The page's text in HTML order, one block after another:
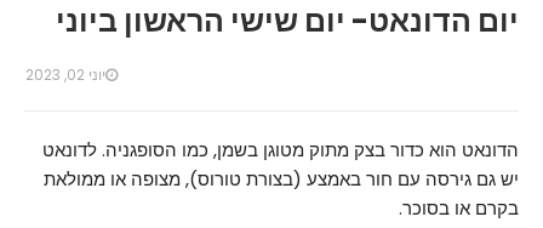
יום הדונאט- יום שישי הראשון ביוני
יוני 02, 2023
הדונאט הוא כדור בצק מתוק מטוגן בשמן, כמו הסופגניה. לדונאט
יש גם גירסה עם חור באמצע (בצורת טורוס), מצופה או ממולאת
בקרם או בסוכר.